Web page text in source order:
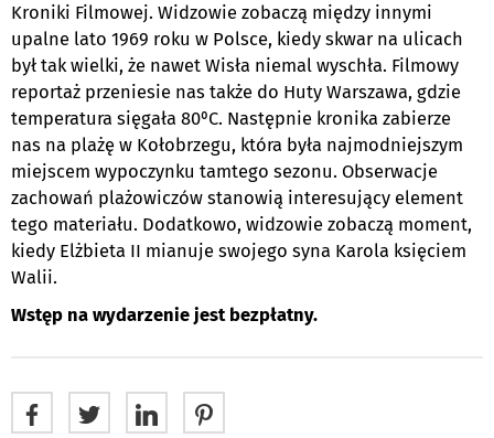
Kroniki Filmowej. Widzowie zobaczą między innymi
upalne lato 1969 roku w Polsce, kiedy skwar na ulicach
był tak wielki, że nawet Wisła niemal wyschła. Filmowy
reportaż przeniesie nas także do Huty Warszawa, gdzie
temperatura sięgała 80⁰C. Następnie kronika zabierze
nas na plażę w Kołobrzegu, która była najmodniejszym
miejscem wypoczynku tamtego sezonu. Obserwacje
zachowań plażowiczów stanowią interesujący element
tego materiału. Dodatkowo, widzowie zobaczą moment,
kiedy Elżbieta II mianuje swojego syna Karola księciem
Walii.
Wstęp na wydarzenie jest bezpłatny.